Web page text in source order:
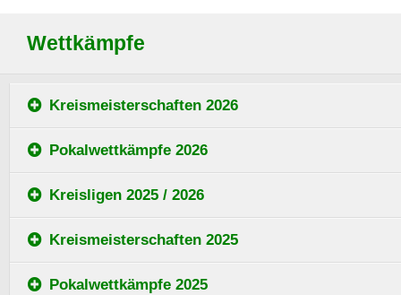
Wettkämpfe
Kreismeisterschaften 2026
Pokalwettkämpfe 2026
Kreisligen 2025 / 2026
Kreismeisterschaften 2025
Pokalwettkämpfe 2025